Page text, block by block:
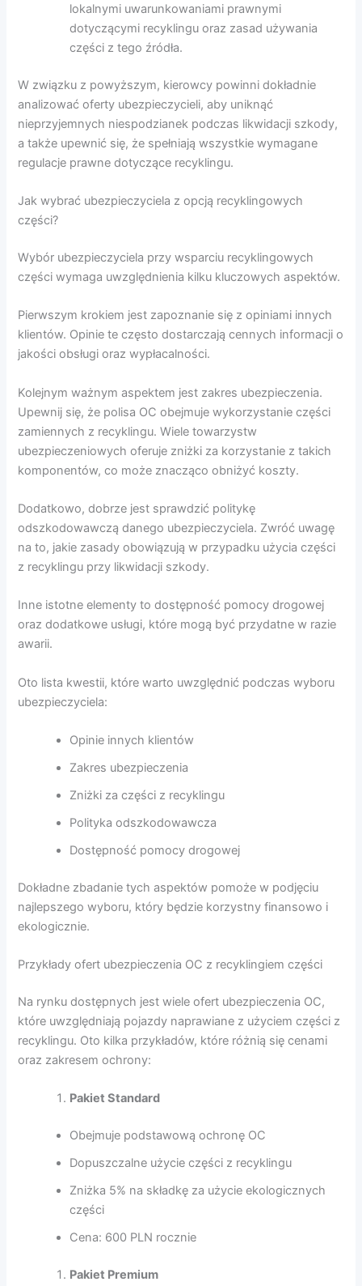
lokalnymi uwarunkowaniami prawnymi
dotyczącymi recyklingu oraz zasad używania
części z tego źródła.
W związku z powyższym, kierowcy powinni dokładnie
analizować oferty ubezpieczycieli, aby uniknąć
nieprzyjemnych niespodzianek podczas likwidacji szkody,
a także upewnić się, że spełniają wszystkie wymagane
regulacje prawne dotyczące recyklingu.
Jak wybrać ubezpieczyciela z opcją recyklingowych
części?
Wybór ubezpieczyciela przy wsparciu recyklingowych
części wymaga uwzględnienia kilku kluczowych aspektów.
Pierwszym krokiem jest zapoznanie się z opiniami innych
klientów. Opinie te często dostarczają cennych informacji o
jakości obsługi oraz wypłacalności.
Kolejnym ważnym aspektem jest zakres ubezpieczenia.
Upewnij się, że polisa OC obejmuje wykorzystanie części
zamiennych z recyklingu. Wiele towarzystw
ubezpieczeniowych oferuje zniżki za korzystanie z takich
komponentów, co może znacząco obniżyć koszty.
Dodatkowo, dobrze jest sprawdzić politykę
odszkodowawczą danego ubezpieczyciela. Zwróć uwagę
na to, jakie zasady obowiązują w przypadku użycia części
z recyklingu przy likwidacji szkody.
Inne istotne elementy to dostępność pomocy drogowej
oraz dodatkowe usługi, które mogą być przydatne w razie
awarii.
Oto lista kwestii, które warto uwzględnić podczas wyboru
ubezpieczyciela:
Opinie innych klientów
Zakres ubezpieczenia
Zniżki za części z recyklingu
Polityka odszkodowawcza
Dostępność pomocy drogowej
Dokładne zbadanie tych aspektów pomoże w podjęciu
najlepszego wyboru, który będzie korzystny finansowo i
ekologicznie.
Przykłady ofert ubezpieczenia OC z recyklingiem części
Na rynku dostępnych jest wiele ofert ubezpieczenia OC,
które uwzględniają pojazdy naprawiane z użyciem części z
recyklingu. Oto kilka przykładów, które różnią się cenami
oraz zakresem ochrony:
Pakiet Standard
Obejmuje podstawową ochronę OC
Dopuszczalne użycie części z recyklingu
Zniżka 5% na składkę za użycie ekologicznych
części
Cena: 600 PLN rocznie
Pakiet Premium